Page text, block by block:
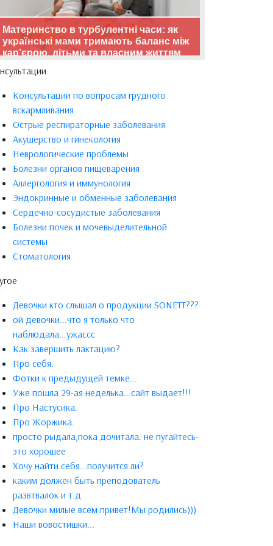
Материнство в турбулентні часи: як
українські мами тримають баланс між
кар’єрою, дітьми та власним життям
Консультации по вопросам грудного
вскармливания
Острые респираторные заболевания
Акушерство и гинекология
Неврологические проблемы
Болезни органов пищеварения
Аллергология и иммунология
Эндокринные и обменные заболевания
Сердечно-сосудистые заболевания
Болезни почек и мочевыделительной
системы
Стоматология
Девочки кто слышал о продукции SONETT???
ой девочки...что я только что
наблюдала...ужассс
Как завершить лактацию?
Про себя.
Фотки к предыдущей темке...
Уже пошла 29-ая неделька...сайт выдает!!!
Про Настусика.
Про Жоржика.
просто рыдала,пока дочитала. не пугайтесь-
это хорошее
Хочу найти себя...получится ли?
каким должен быть преподователь
развтвалок и т.д
Девочки милые всем привет!Мы родились)))
Наши вовостишки...